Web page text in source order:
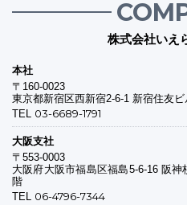
株式会社いえ
本社
〒160-0023
東京都新宿区西新宿2-6-1 新宿住友ビ
TEL 03-6689-1791
大阪支社
〒553-0003
大阪府大阪市福島区福島5-6-16 阪
階
TEL 06-4796-7344